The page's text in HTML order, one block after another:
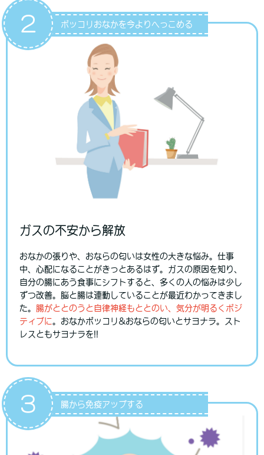
ポッコリおなかを今よりへっこめる
2
ガスの不安から解放
おなかの張りや、おならの匂いは女性の大きな悩み。仕事
中、心配になることがきっとあるはず。ガスの原因を知り、
自分の腸にあう食事にシフトすると、多くの人の悩みは少し
ずつ改善。脳と腸は連動していることが最近わかってきまし
た。 腸がととのうと自律神経もととのい、気分が明るくポジ
ティブに 。おなかポッコリ&おならの匂いとサヨナラ。スト
レスともサヨナラを!!
腸から免疫アップする
3